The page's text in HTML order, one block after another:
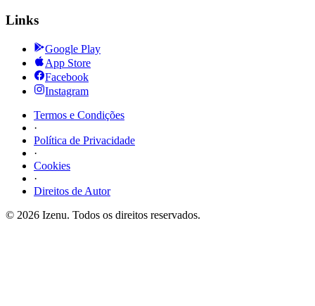
Links
Google Play
App Store
Facebook
Instagram
Termos e Condições
·
Política de Privacidade
·
Cookies
·
Direitos de Autor
© 2026 Izenu. Todos os direitos reservados.